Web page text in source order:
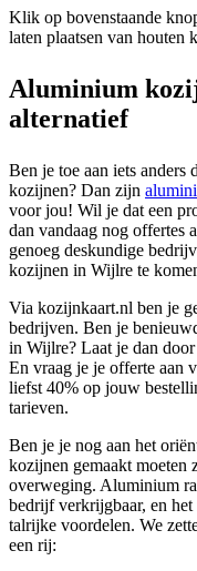
Klik op bovenstaande
laten plaatsen van houten
Aluminium
alternatief
Ben je toe aan iets
kozijnen? Dan zijn
voor jou! Wil je dat een
dan vandaag nog offertes
genoeg deskundige
kozijnen in Wijlre te
Via kozijnkaart.nl ben je
bedrijven. Ben je
in Wijlre? Laat je dan
En vraag je je offerte aan
liefst 40% op jouw
tarieven.
Ben je je nog aan het
kozijnen gemaakt moeten
overweging. Aluminium
bedrijf verkrijgbaar, en
talrijke voordelen. We
een rij: